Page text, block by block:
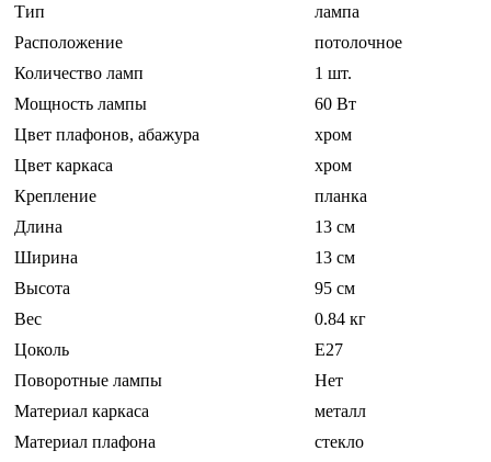
Тип
лампа
Расположение
потолочное
Количество ламп
1 шт.
Мощность лампы
60 Вт
Цвет плафонов, абажура
хром
Цвет каркаса
хром
Крепление
планка
Длина
13 см
Ширина
13 см
Высота
95 см
Вес
0.84 кг
Цоколь
E27
Поворотные лампы
Нет
Материал каркаса
металл
Материал плафона
стекло